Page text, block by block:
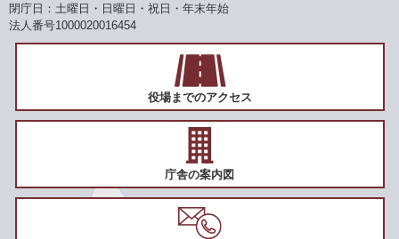
閉庁日：土曜日・日曜日・祝日・年末年始
法人番号1000020016454
役場までのアクセス
庁舎の案内図